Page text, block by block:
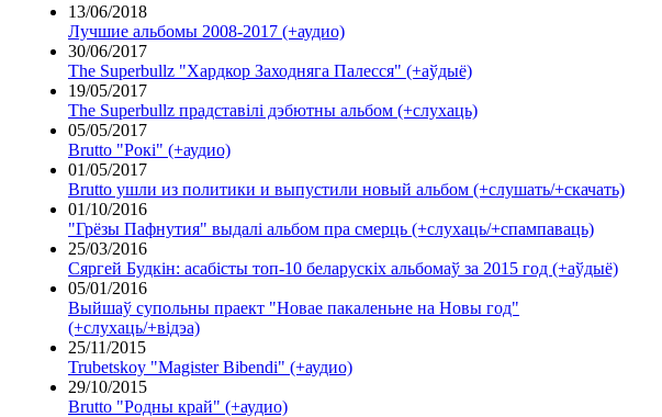
13/06/2018
Лучшие альбомы 2008-2017 (+аудио)
30/06/2017
The Superbullz "Хардкор Заходняга Палесся" (+аўдыё)
19/05/2017
The Superbullz прадставілі дэбютны альбом (+слухаць)
05/05/2017
Brutto "Рокі" (+аудио)
01/05/2017
Brutto ушли из политики и выпустили новый альбом (+слушать/+скачать)
01/10/2016
"Грёзы Пафнутия" выдалі альбом пра смерць (+слухаць/+спампаваць)
25/03/2016
Сяргей Будкін: асабісты топ-10 беларускіх альбомаў за 2015 год (+аўдыё)
05/01/2016
Выйшаў супольны праект "Новае пакаленьне на Новы год"
(+слухаць/+відэа)
25/11/2015
Trubetskoy "Magister Bibendi" (+аудио)
29/10/2015
Brutto "Родны край" (+аудио)